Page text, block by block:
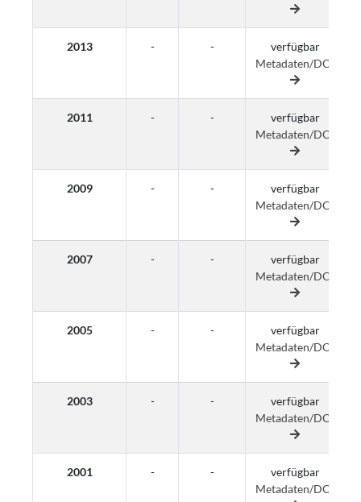
2013 - -
verfügbar
Metadaten/DOI
2011 - -
verfügbar
Metadaten/DOI
2009 - -
verfügbar
Metadaten/DOI
2007 - -
verfügbar
Metadaten/DOI
2005 - -
verfügbar
Metadaten/DOI
2003 - -
verfügbar
Metadaten/DOI
2001 - -
verfügbar
Metadaten/DOI